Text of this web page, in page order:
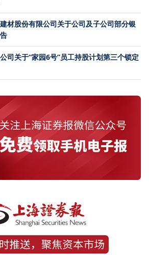
材股份有限公司关于公司及子公司部分银
司关于“家园6号”员工持股计划第三个锁定